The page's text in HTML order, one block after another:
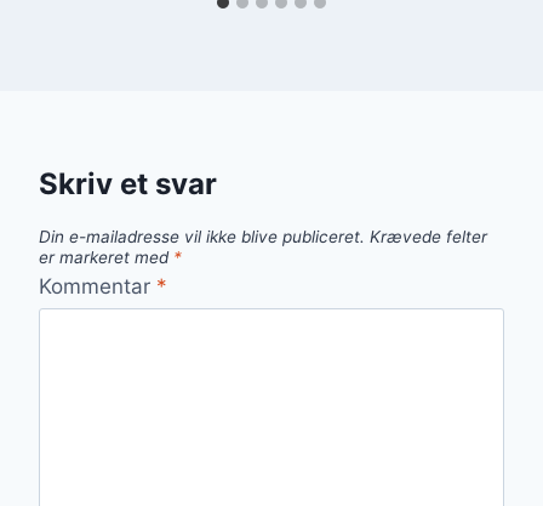
Skriv et svar
Din e-mailadresse vil ikke blive publiceret. Krævede felter
er markeret med *
Kommentar *